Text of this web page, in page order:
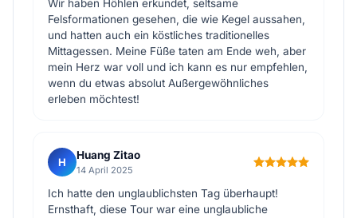
Wir haben Höhlen erkundet, seltsame
Felsformationen gesehen, die wie Kegel aussahen,
und hatten auch ein köstliches traditionelles
Mittagessen. Meine Füße taten am Ende weh, aber
mein Herz war voll und ich kann es nur empfehlen,
wenn du etwas absolut Außergewöhnliches
erleben möchtest!
H
Huang Zitao
14 April 2025
Ich hatte den unglaublichsten Tag überhaupt!
Ernsthaft, diese Tour war eine unglaubliche